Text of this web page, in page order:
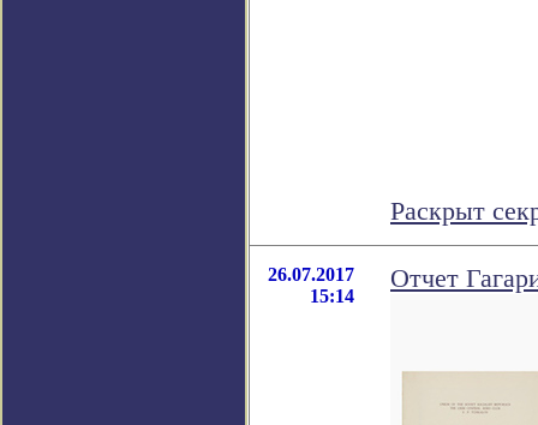
Раскрыт
26.07.2017
15:14
Отчет